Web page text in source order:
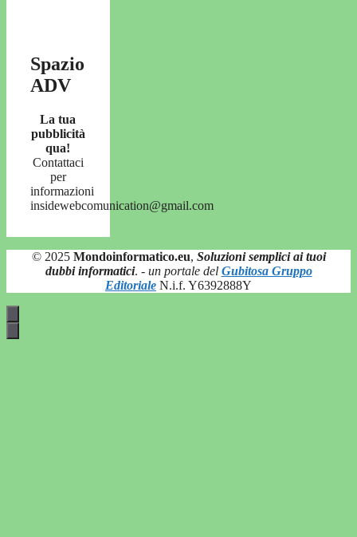
Spazio
ADV
La tua
pubblicità
qua!
Contattaci
per
informazioni
insidewebcomunication@gmail.com
© 2025 Mondoinformatico.eu, Soluzioni semplici ai tuoi
dubbi informatici. - un portale del Gubitosa Gruppo
Editoriale N.i.f. Y6392888Y